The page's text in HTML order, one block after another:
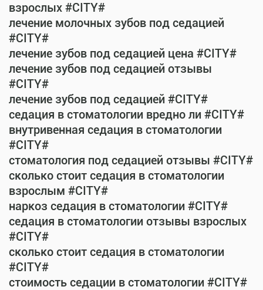
взрослых #CITY#
лечение молочных зубов под седацией
#CITY#
лечение зубов под седацией цена #CITY#
лечение зубов под седацией отзывы
#CITY#
лечение зубов под седацией #CITY#
седация в стоматологии вредно ли #CITY#
внутривенная седация в стоматологии
#CITY#
стоматология под седацией отзывы #CITY#
сколько стоит седация в стоматологии
взрослым #CITY#
наркоз седация в стоматологии #CITY#
седация в стоматологии отзывы взрослых
#CITY#
сколько стоит седация в стоматологии
#CITY#
стоимость седации в стоматологии #CITY#